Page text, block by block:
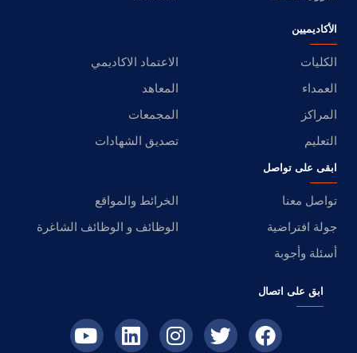
الأكاديميين
الكليات
الاعتماد الاكاديمي
العمداء
المعاهد
المراكز
المجمعات
التعليم
تصديق الشهادات
ابقى على تواصل
تواصل معنا
الخرائط والمواقع
جولة افتراضية
الوظائف و الوظائف الشاغرة
أسئلة وأجوبة
ابق على اتصال